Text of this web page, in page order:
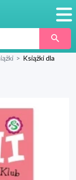
> Książki dla